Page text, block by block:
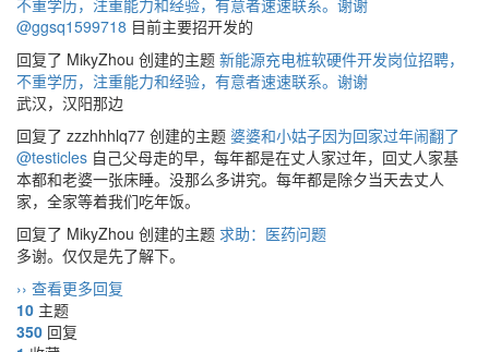
不重学历，注重能力和经验，有意者速速联系。谢谢
@ggsq1599718 目前主要招开发的
回复了 MikyZhou 创建的主题 新能源充电桩软硬件开发岗位招聘，
不重学历，注重能力和经验，有意者速速联系。谢谢
武汉，汉阳那边
回复了 zzzhhhlq77 创建的主题 婆婆和小姑子因为回家过年闹翻了
@testicles 自己父母走的早，每年都是在丈人家过年，回丈人家基
本都和老婆一张床睡。没那么多讲究。每年都是除夕当天去丈人
家，全家等着我们吃年饭。
回复了 MikyZhou 创建的主题 求助：医药问题
多谢。仅仅是先了解下。
›› 查看更多回复
10 主题
350 回复